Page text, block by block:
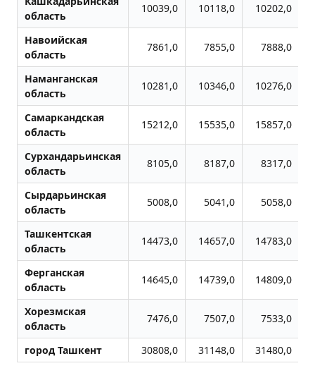
область
10039,0 10118,0 10202,0
Навоийская
область
7861,0 7855,0 7888,0
Наманганская
область
10281,0 10346,0 10276,0
Самаркандская
область
15212,0 15535,0 15857,0
Сурхандарьинская
область
8105,0 8187,0 8317,0
Сырдарьинская
область
5008,0 5041,0 5058,0
Ташкентская
область
14473,0 14657,0 14783,0
Ферганская
область
14645,0 14739,0 14809,0
Хорезмская
область
7476,0 7507,0 7533,0
город Ташкент 30808,0 31148,0 31480,0